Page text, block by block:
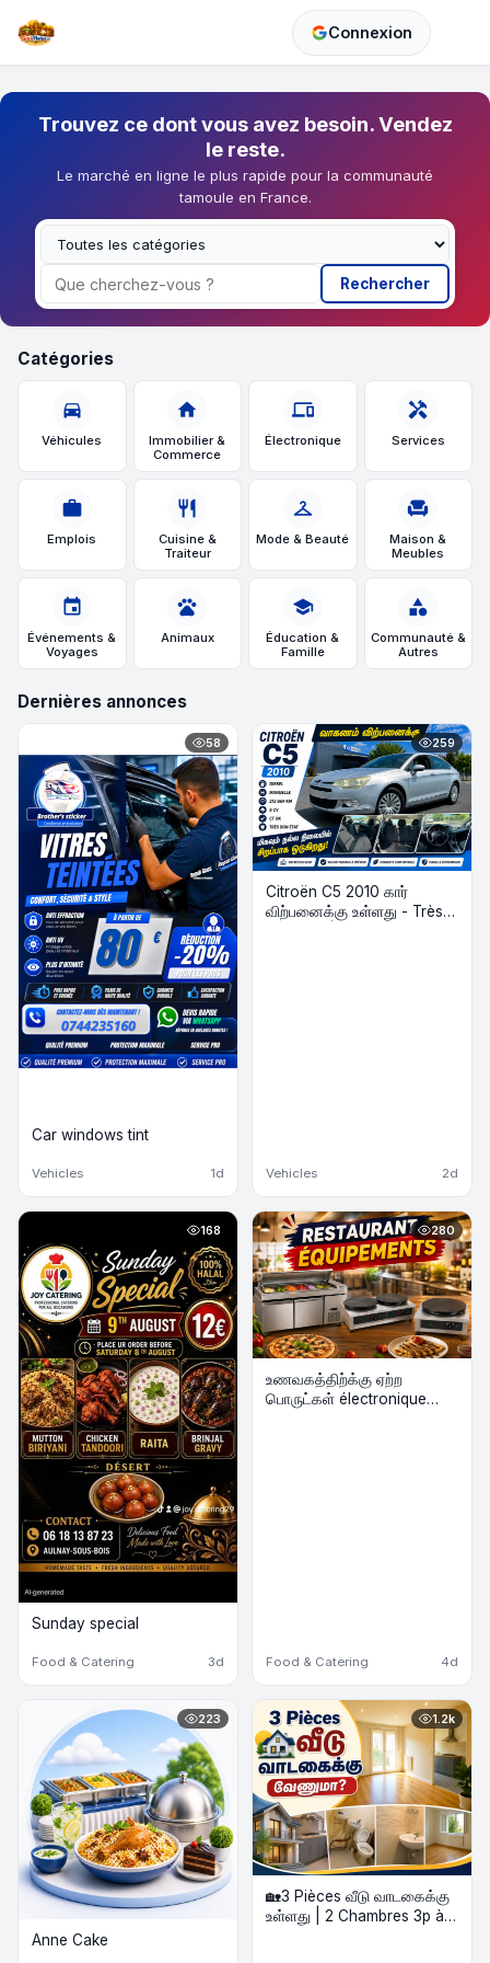
Connexion
Trouvez ce dont vous avez besoin. Vendez
le reste.
Le marché en ligne le plus rapide pour la communauté
tamoule en France.
Rechercher
Catégories
directions_car
Véhicules
home
Immobilier &
Commerce
devices
Électronique
handyman
Services
work
Emplois
restaurant
Cuisine &
Traiteur
checkroom
Mode & Beauté
chair
Maison &
Meubles
event
Événements &
Voyages
pets
Animaux
school
Éducation &
Famille
category
Communauté &
Autres
Dernières annonces
58
Car windows tint
Vehicles 1d
259
Citroën C5 2010 கார்
விற்பனைக்கு உள்ளது - Très
Vehicles 2d
168
Sunday special
Food & Catering 3d
280
உணவகத்திற்க்கு ஏற்ற
பொருட்கள் électronique
Food & Catering 4d
223
Anne Cake
1.2k
🏡3 Pièces வீடு வாடகைக்கு
உள்ளது | 2 Chambres 3p à